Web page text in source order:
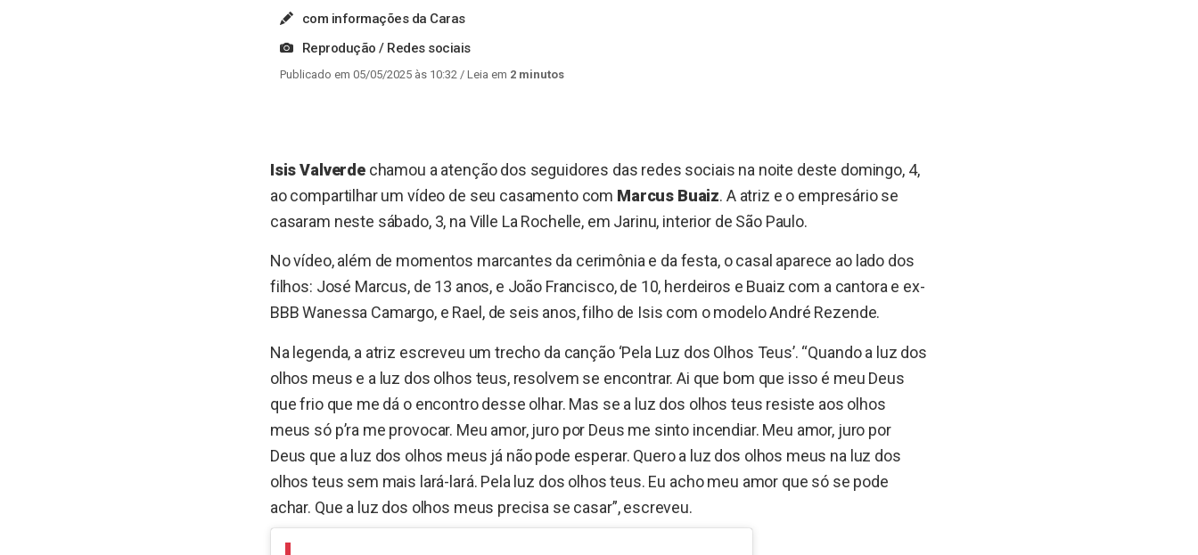
com informações da Caras
Reprodução / Redes sociais
Publicado em 05/05/2025 às 10:32 / Leia em 2 minutos
Isis Valverdechamou a atenção dos seguidores das redes sociais na noite deste domingo, 4,
ao compartilhar um vídeo de seu casamento com Marcus Buaiz. A atriz e o empresário se
casaram neste sábado, 3, na Ville La Rochelle, em Jarinu, interior de São Paulo.
No vídeo, além de momentos marcantes da cerimônia e da festa, o casal aparece ao lado dos
filhos: José Marcus, de 13 anos, e João Francisco, de 10, herdeiros e Buaiz com a cantora e ex-
BBB Wanessa Camargo, e Rael, de seis anos, filho de Isis com o modelo André Rezende.
Na legenda, a atriz escreveu um trecho da canção ‘Pela Luz dos Olhos Teus’. “Quando a luz dos
olhos meus e a luz dos olhos teus, resolvem se encontrar. Ai que bom que isso é meu Deus
que frio que me dá o encontro desse olhar. Mas se a luz dos olhos teus resiste aos olhos
meus só p’ra me provocar. Meu amor, juro por Deus me sinto incendiar. Meu amor, juro por
Deus que a luz dos olhos meus já não pode esperar. Quero a luz dos olhos meus na luz dos
olhos teus sem mais lará-lará. Pela luz dos olhos teus. Eu acho meu amor que só se pode
achar. Que a luz dos olhos meus precisa se casar”, escreveu.